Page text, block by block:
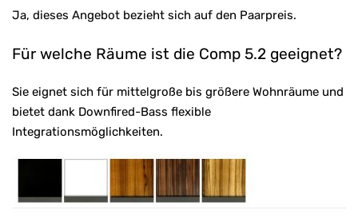
Ja, dieses Angebot bezieht sich auf den Paarpreis.
Für welche Räume ist die Comp 5.2 geeignet?
Sie eignet sich für mittelgroße bis größere Wohnräume und
bietet dank Downfired-Bass flexible
Integrationsmöglichkeiten.